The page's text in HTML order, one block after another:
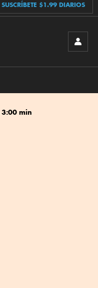
SUSCRÍBETE $1.99 DIARIOS
3:00 min